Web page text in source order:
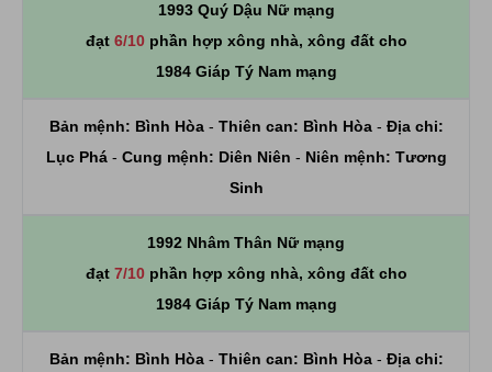
1993 Quý Dậu Nữ mạng
đạt 6/10phần hợp xông nhà, xông đất cho
1984 Giáp Tý Nam mạng
Bản mệnh: Bình Hòa- Thiên can: Bình Hòa- Địa chi:
Lục Phá- Cung mệnh: Diên Niên - Niên mệnh: Tương
Sinh
1992 Nhâm Thân Nữ mạng
đạt 7/10phần hợp xông nhà, xông đất cho
1984 Giáp Tý Nam mạng
Bản mệnh: Bình Hòa- Thiên can: Bình Hòa- Địa chi: